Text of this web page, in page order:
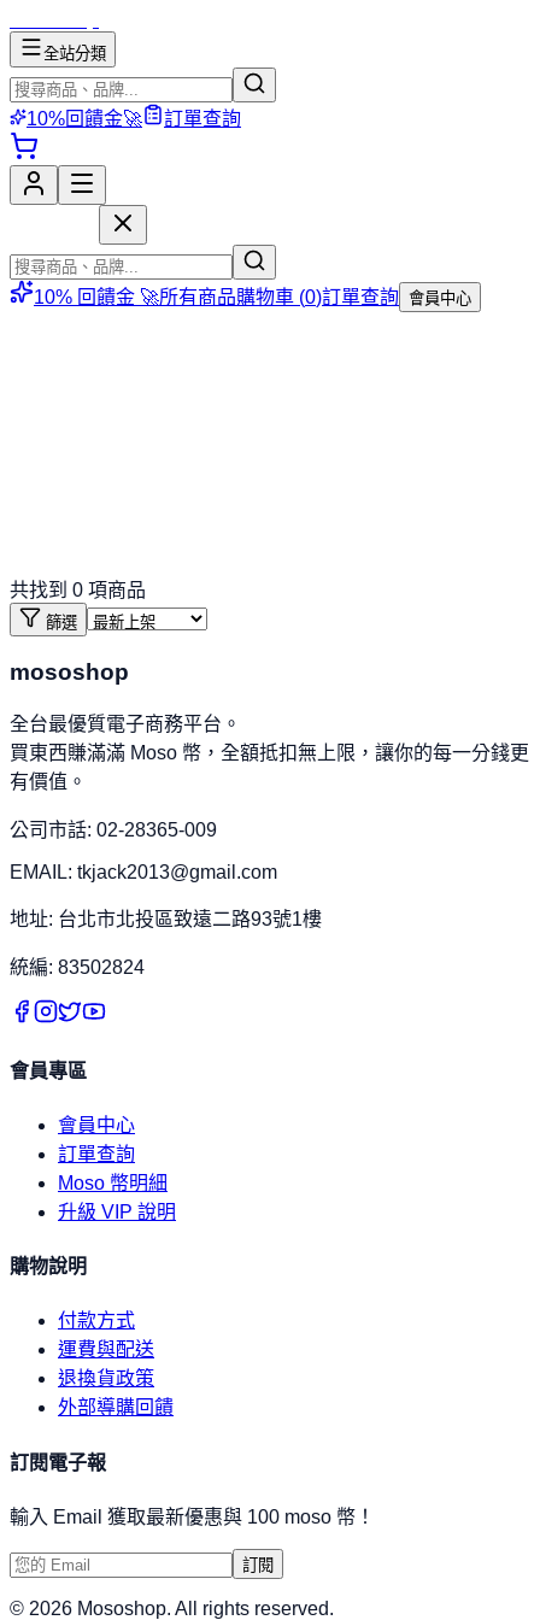
全站分類
10%回饋金🚀 訂單查詢
10% 回饋金 🚀所有商品購物車 (0)訂單查詢 會員中心
共找到 0 項商品
篩選
mososhop
全台最優質電子商務平台。
買東西賺滿滿 Moso 幣，全額抵扣無上限，讓你的每一分錢更
有價值。
公司市話: 02-28365-009
EMAIL: tkjack2013@gmail.com
地址: 台北市北投區致遠二路93號1樓
統編: 83502824
會員專區
會員中心
訂單查詢
Moso 幣明細
升級 VIP 說明
購物說明
付款方式
運費與配送
退換貨政策
外部導購回饋
訂閱電子報
輸入 Email 獲取最新優惠與 100 moso 幣！
訂閱
© 2026 Mososhop. All rights reserved.